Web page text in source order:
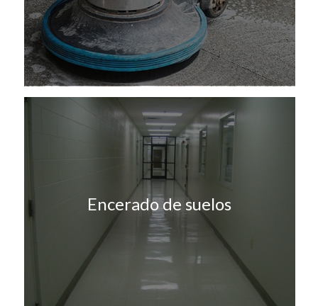
Encerado de suelos